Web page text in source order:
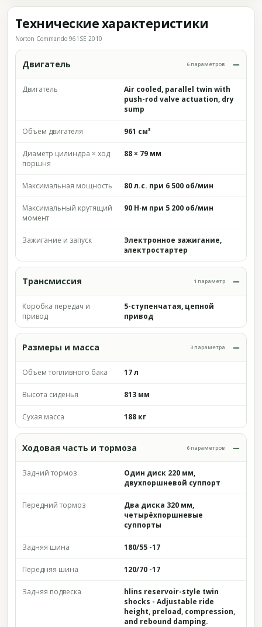
Технические характеристики
Norton Commando 961SE 2010
Двигатель 6 параметров
Двигатель
Air cooled, parallel twin with
push-rod valve actuation, dry
sump
Объём двигателя 961 см³
Диаметр цилиндра × ход
поршня
88 × 79 мм
Максимальная мощность 80 л.с. при 6 500 об/мин
Максимальный крутящий
момент
90 Н·м при 5 200 об/мин
Зажигание и запуск
Электронное зажигание,
электростартер
Трансмиссия 1 параметр
Коробка передач и
привод
5-ступенчатая, цепной
привод
Размеры и масса 3 параметра
Объём топливного бака 17 л
Высота сиденья 813 мм
Сухая масса 188 кг
Ходовая часть и тормоза 6 параметров
Задний тормоз
Один диск 220 мм,
двухпоршневой суппорт
Передний тормоз
Два диска 320 мм,
четырёхпоршневые
суппорты
Задняя шина 180/55 -17
Передняя шина 120/70 -17
Задняя подвеска
hlins reservoir-style twin
shocks - Adjustable ride
height, preload, compression,
and rebound damping.